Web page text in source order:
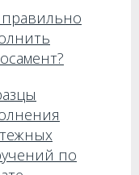
правильно
по